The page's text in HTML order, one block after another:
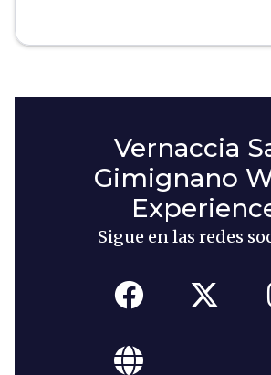
Vernaccia
Gimignano
Sigue en las redes